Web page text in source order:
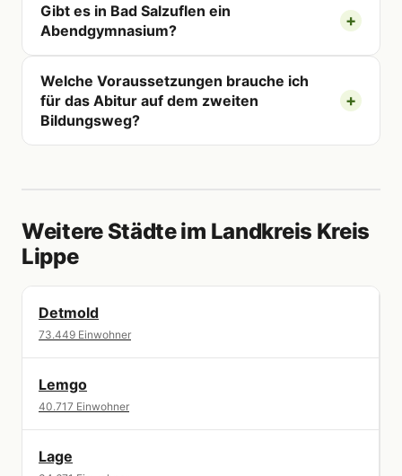
Gibt es in Bad Salzuflen ein
Abendgymnasium?
Welche Voraussetzungen brauche ich
für das Abitur auf dem zweiten
Bildungsweg?
Weitere Städte im Landkreis Kreis
Lippe
Detmold
73.449 Einwohner
Lemgo
40.717 Einwohner
Lage